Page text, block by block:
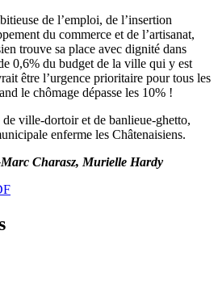
de l’emploi, de l’insertion
du commerce et de l’artisanat,
trouve sa place avec dignité dans
0,6% du budget de la ville qui y est
être l’urgence prioritaire pour tous les
le chômage dépasse les 10% !
ville-dortoir et de banlieue-ghetto,
enferme les Châtenaisiens.
Charasz, Murielle Hardy